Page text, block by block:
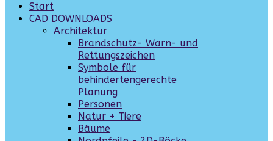
Start
CAD DOWNLOADS
Architektur
Brandschutz- Warn- und
Rettungszeichen
Symbole für
behindertengerechte
Planung
Personen
Natur + Tiere
Bäume